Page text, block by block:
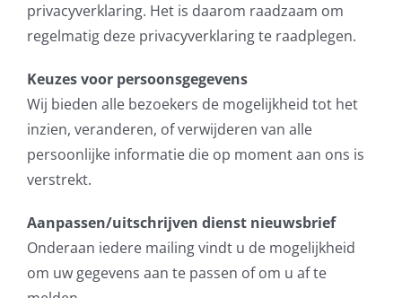
privacyverklaring. Het is daarom raadzaam om
regelmatig deze privacyverklaring te raadplegen.
Keuzes voor persoonsgegevens
Wij bieden alle bezoekers de mogelijkheid tot het
inzien, veranderen, of verwijderen van alle
persoonlijke informatie die op moment aan ons is
verstrekt.
Aanpassen/uitschrijven dienst nieuwsbrief
Onderaan iedere mailing vindt u de mogelijkheid
om uw gegevens aan te passen of om u af te